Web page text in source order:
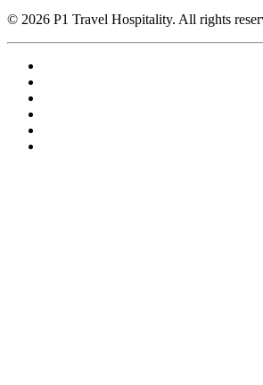
© 2026 P1 Travel Hospitality. All rights